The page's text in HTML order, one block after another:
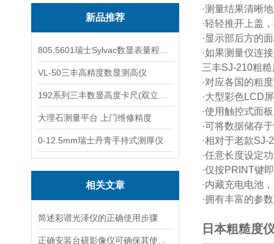
新品推荐
VL-50三丰高精度数显测高仪
大理石测量平台 上门维修精度
0-12.5mm瑞士丹青手持式测厚仪
相关文章
简述彩谱光泽仪的正确使用步骤
·测量结果清晰
·轻轻推开上盖
·显示部后方的
·如果测量仪连
三丰SJ-210粗
·对应各国的粗
·大型彩色LCD
·使用触控式面
·可将数据储存
·相对于老款SJ-
·任意长度设定
·仅按PRINT键
·内藏充电电池
·拥有丰富的参
日本粗糙度